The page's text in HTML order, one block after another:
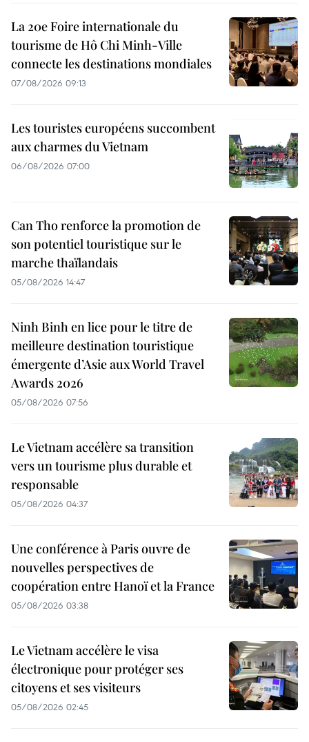
La 20e Foire internationale du
tourisme de Hô Chi Minh-Ville
connecte les destinations mondiales
07/08/2026 09:13
Les touristes européens succombent
aux charmes du Vietnam
06/08/2026 07:00
Can Tho renforce la promotion de
son potentiel touristique sur le
marche thaïlandais
05/08/2026 14:47
Ninh Binh en lice pour le titre de
meilleure destination touristique
émergente d’Asie aux World Travel
Awards 2026
05/08/2026 07:56
Le Vietnam accélère sa transition
vers un tourisme plus durable et
responsable
05/08/2026 04:37
Une conférence à Paris ouvre de
nouvelles perspectives de
coopération entre Hanoï et la France
05/08/2026 03:38
Le Vietnam accélère le visa
électronique pour protéger ses
citoyens et ses visiteurs
05/08/2026 02:45